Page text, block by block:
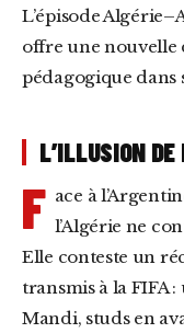
L’épisode Algérie–Argentine du Mondial 2026 en
offre une nouvelle
pédagogique dans
L’ILLUSION
F ace à
l’Algérie ne
Elle conteste un
transmis à la FIFA
Mandi, studs en